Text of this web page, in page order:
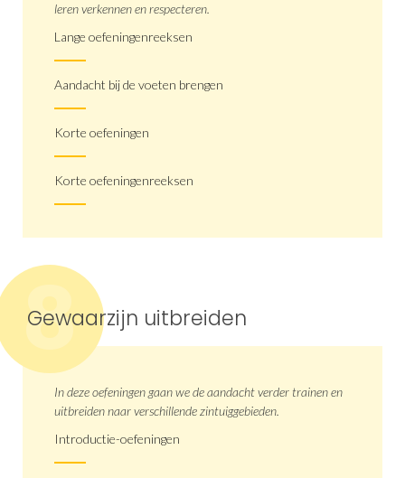
leren verkennen en respecteren.
Lange oefeningenreeksen
Aandacht bij de voeten brengen
Korte oefeningen
Korte oefeningenreeksen
8
Gewaarzijn uitbreiden
In deze oefeningen gaan we de aandacht verder trainen en
uitbreiden naar verschillende zintuiggebieden.
Introductie-oefeningen